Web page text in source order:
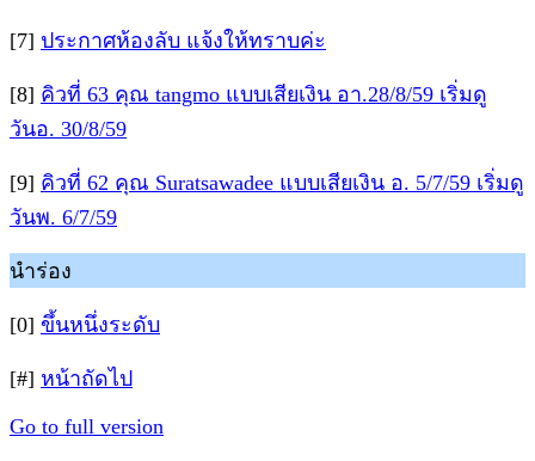
[7] ประกาศห้องลับ แจ้งให้ทราบค่ะ
[8] คิวที่ 63 คุณ tangmo แบบเสียเงิน อา.28/8/59 เริ่มดู
วันอ. 30/8/59
[9] คิวที่ 62 คุณ Suratsawadee แบบเสียเงิน อ. 5/7/59 เริ่มดู
วันพ. 6/7/59
นำร่อง
[0] ขึ้นหนึ่งระดับ
[#] หน้าถัดไป
Go to full version